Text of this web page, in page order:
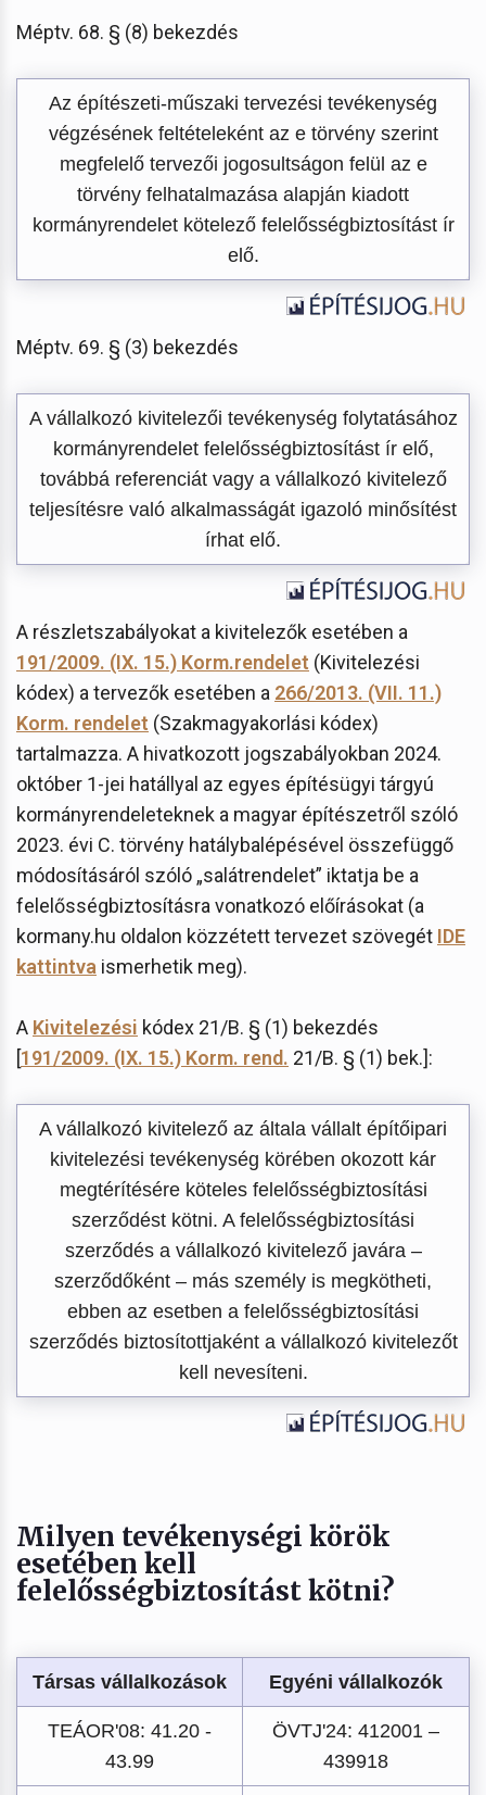
Méptv. 68. § (8) bekezdés
Az építészeti-műszaki tervezési tevékenység
végzésének feltételeként az e törvény szerint
megfelelő tervezői jogosultságon felül az e
törvény felhatalmazása alapján kiadott
kormányrendelet kötelező felelősségbiztosítást ír
elő.
Méptv. 69. § (3) bekezdés
A vállalkozó kivitelezői tevékenység folytatásához
kormányrendelet felelősségbiztosítást ír elő,
továbbá referenciát vagy a vállalkozó kivitelező
teljesítésre való alkalmasságát igazoló minősítést
írhat elő.
A részletszabályokat a kivitelezők esetében a
191/2009. (IX. 15.) Korm.rendelet (Kivitelezési
kódex) a tervezők esetében a 266/2013. (VII. 11.)
Korm. rendelet (Szakmagyakorlási kódex)
tartalmazza. A hivatkozott jogszabályokban 2024.
október 1-jei hatállyal az egyes építésügyi tárgyú
kormányrendeleteknek a magyar építészetről szóló
2023. évi C. törvény hatálybalépésével összefüggő
módosításáról szóló „salátrendelet” iktatja be a
felelősségbiztosításra vonatkozó előírásokat (a
kormany.hu oldalon közzétett tervezet szövegét IDE
kattintva ismerhetik meg).
A Kivitelezési kódex 21/B. § (1) bekezdés
[191/2009. (IX. 15.) Korm. rend. 21/B. § (1) bek.]:
A vállalkozó kivitelező az általa vállalt építőipari
kivitelezési tevékenység körében okozott kár
megtérítésére köteles felelősségbiztosítási
szerződést kötni. A felelősségbiztosítási
szerződés a vállalkozó kivitelező javára –
szerződőként – más személy is megkötheti,
ebben az esetben a felelősségbiztosítási
szerződés biztosítottjaként a vállalkozó kivitelezőt
kell nevesíteni.
Milyen tevékenységi körök
esetében kell
felelősségbiztosítást kötni?
Társas vállalkozások Egyéni vállalkozók
TEÁOR'08: 41.20 -
43.99
ÖVTJ'24: 412001 –
439918